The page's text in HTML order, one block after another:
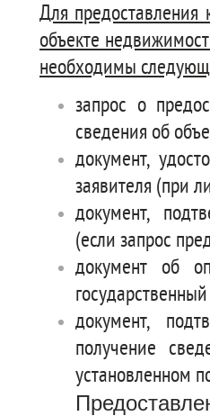
Для предоставления
объекте
необходимы
запрос о
сведения об
документ,
заявителя (при
документ,
(если запрос
документ об
документ,
получение
установленном